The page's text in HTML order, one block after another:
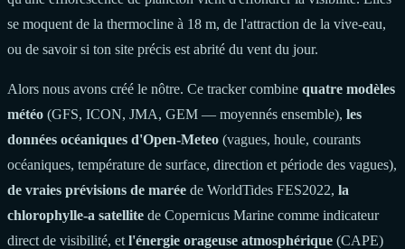
se moquent de la thermocline à 18 m, de l'attraction de la vive-eau,
ou de savoir si ton site précis est abrité du vent du jour.
Alors nous avons créé le nôtre. Ce tracker combine quatre modèles
météo (GFS, ICON, JMA, GEM — moyennés ensemble), les
données océaniques d'Open-Meteo (vagues, houle, courants
océaniques, température de surface, direction et période des vagues),
de vraies prévisions de marée de WorldTides FES2022, la
chlorophylle-a satellite de Copernicus Marine comme indicateur
direct de visibilité, et l'énergie orageuse atmosphérique (CAPE)